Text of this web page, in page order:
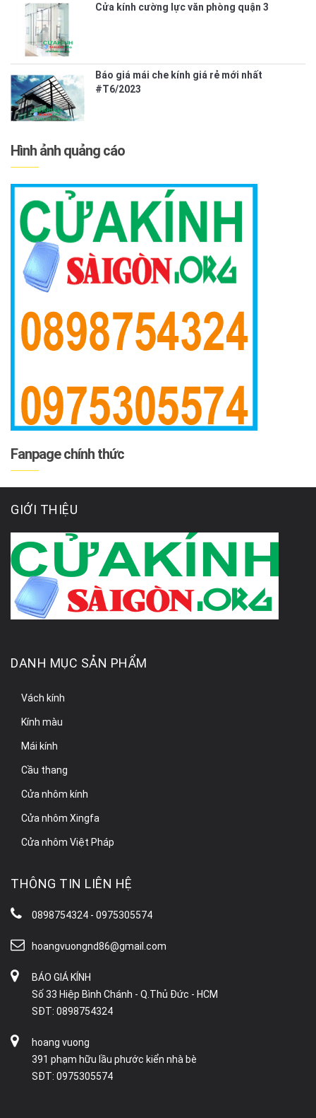
Cửa kính cường lực văn phòng quận 3
Báo giá mái che kính giá rẻ mới nhất
#T6/2023
Hình ảnh quảng cáo
Fanpage chính thức
GIỚI THIỆU
DANH MỤC SẢN PHẨM
Vách kính
Kính màu
Mái kính
Cầu thang
Cửa nhôm kính
Cửa nhôm Xingfa
Cửa nhôm Việt Pháp
THÔNG TIN LIÊN HỆ
0898754324 - 0975305574
hoangvuongnd86@gmail.com
BÁO GIÁ KÍNH
Số 33 Hiệp Bình Chánh - Q.Thủ Đức - HCM
SĐT: 0898754324
hoang vuong
391 phạm hữu lầu phước kiển nhà bè
SĐT: 0975305574